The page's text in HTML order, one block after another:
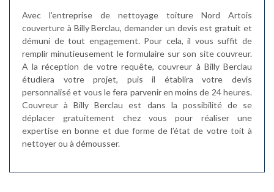
Avec l’entreprise de nettoyage toiture Nord Artois
couverture à Billy Berclau, demander un devis est gratuit et
démuni de tout engagement. Pour cela, il vous suffit de
remplir minutieusement le formulaire sur son site couvreur.
A la réception de votre requête, couvreur à Billy Berclau
étudiera votre projet, puis il établira votre devis
personnalisé et vous le fera parvenir en moins de 24 heures.
Couvreur à Billy Berclau est dans la possibilité de se
déplacer gratuitement chez vous pour réaliser une
expertise en bonne et due forme de l’état de votre toit à
nettoyer ou à démousser.